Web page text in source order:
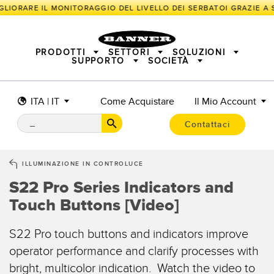
IL MONITORAGGIO DEL LIVELLO DEI SERBATOI GRAZIE A
ITA | IT Come Acquistare Il Mio Account
Contattaci
PRODOTTI
SENSORI
SOLUZIONI DI MISURA
ILLUMINATORI E INDICATORI
SICUREZZA DELLE MACCHINE
INDUSTRIALE
CONNECTIVITY
SOLUZIONI PER IL MONITORAGGIO
ACCESSORI
SOFTWARE
TECNOLOGIE
SETTORI SOLUZIONI
IIOT E LA FABBRICA INTELLIGENTE
SENSORI INTELLIGENTI
PROTEZIONE DI MACCHINARI
ILLUMINAZIONE INDUSTRIALE
MISURAZIONE E ISPEZIONE
CONTROLLO QUALITÀ
RILEVAMENTO VEICOLI
APPLICAZIONI RADAR
SUPPORTO SOCIETÀ
ILLUMINAZIONE IN CONTROLUCE
S22 Pro Series Indicators and
Touch Buttons [Video]
S22 Pro touch buttons and indicators improve
operator performance and clarify processes with
bright, multicolor indication. Watch the video to